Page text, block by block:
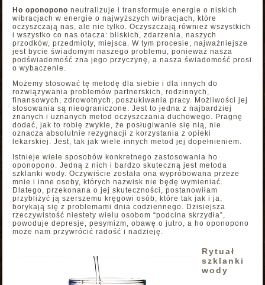
Ho oponopono neutralizuje i transformuje energie o niskich
wibracjach w energie o najwyższych wibracjach, które
oczyszczają nas, ale nie tylko. Oczyszczają również wszystkich
i wszystko co nas otacza: bliskich, zdarzenia, naszych
przodków, przedmioty, miejsca. W tym procesie, najważniejsze
jest bycie świadomym naszego problemu, ponieważ nasza
podświadomość zna jego przyczynę, a nasza świadomość prosi
o wybaczenie.
Możemy stosować tę metodę dla siebie i dla innych do
rozwiązywania problemów partnerskich, rodzinnych,
finansowych, zdrowotnych, poszukiwania pracy. Możliwości jej
stosowania są nieograniczone. Jest to jedna z najbardziej
znanych i uznanych metod oczyszczania duchowego. Pragnę
dodać, jak to robię zwykle, że posługiwanie się nią, nie
oznacza absolutnie rezygnacji z korzystania z opieki
lekarskiej. Jest, tak jak wiele innych metod jej dopełnieniem.
Istnieje wiele sposobów konkretnego zastosowania ho
oponopono. Jedną z nich i bardzo skuteczną jest metoda
szklanki wody. Oczywiście została ona wypróbowana przeze
mnie i inne osoby, których nazwisk nie będę wymieniać.
Dlatego, przekonana o jej skuteczności, postanowiłam
przybliżyć ją szerszemu kręgowi osób, które tak jak i ja,
borykają się z problemami dnia codziennego. Dzisiejsza
rzeczywistość niestety wielu osobom “podcina skrzydła”,
powoduje depresje, pesymizm, obawę o jutro, a ho oponopono
może nam przywrócić radość i nadzieję.
Rytuał
szklanki
wody